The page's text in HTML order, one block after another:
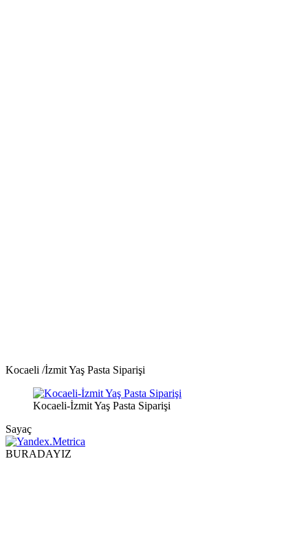
Kocaeli /İzmit Yaş Pasta Siparişi
Kocaeli-İzmit Yaş Pasta Siparişi
Sayaç
BURADAYIZ